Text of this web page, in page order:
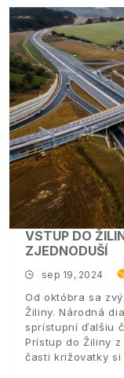
VSTUP DO
ZJEDNODUŠÍ
sep 19, 2024
Od októbra sa
Žiliny. Národná
sprístupní ďalšiu
Prístup do Žiliny
časti križovatky si